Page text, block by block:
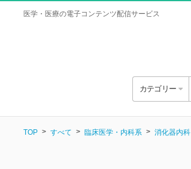
医学・医療の電子コンテンツ配信サービス
カテゴリー
TOP すべて 臨床医学・内科系 消化器内科